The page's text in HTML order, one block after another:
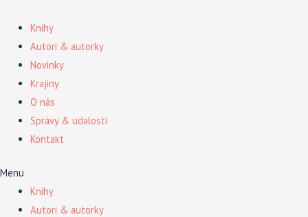
obsah
Knihy
Autori & autorky
Novinky
Krajiny
O nás
Správy & udalosti
Kontakt
Menu
Knihy
Autori & autorky